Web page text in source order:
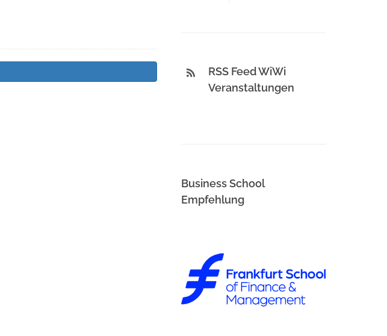
RSS Feed WiWi
Veranstaltungen
Business School
Empfehlung